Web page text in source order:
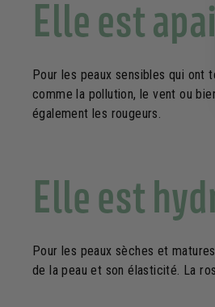
Elle est
Pour les peaux sensibles qui ont
comme la pollution, le vent ou
également les rougeurs.
Elle est
Pour les peaux sèches et
de la peau et son élasticité. La